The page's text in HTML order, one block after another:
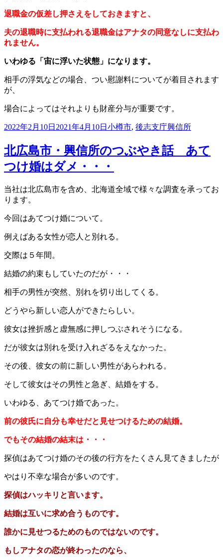
退職金の仮差し押さえをしておきますと、
夫の退職時に支払われる退職金はアナタの同意なしに支払わ
れません。
いわゆる「宙に浮いた状態」になります。
相手の浮気などの場合、 つい慰謝料についてが着目されます
が、
場合によってはそれよりも財産分与が重要です。
投
日:
2022年2月10日 2021年4月10日 カ
ゴ
リ
ー
小樽市, 後志支庁タ
興信所
北広島市・興信所のつぶやき話 あて
つけ婚はダメ・・・
当社は北広島市を含め、北海道全域で様々な調査を承ってお
ります。
今回はあてつけ婚について。
例えばある女性が恋人と別れる。
交際は５年間。
結婚の約束もしていたのだが・・・
相手の男性が突然、別れを切り出してくる。
どうやら新しい恋人ができたらしい。
彼女は挫折感と虚無感に押しつぶされそうになる。
だが彼女は別れを受け入れざるをえなかった。
その後、彼女の前に新しい男性があらわれる。
そして彼女はその男性と急ぎ、結婚をする。
いわゆる、あてつけ婚であった。
前の彼氏に自分も幸せだと見せつけるための結婚。
でもその結婚の結末は・・・
探偵はあてつけ婚のその後の行方をたくさん見てきましたが
やはり不幸な場合が多いのです。
探偵はハッキリと言います。
結婚は互いに求め合うものです。
誰かに見せつるためのものではないのです。
もしアナタの恋が終わったのなら、